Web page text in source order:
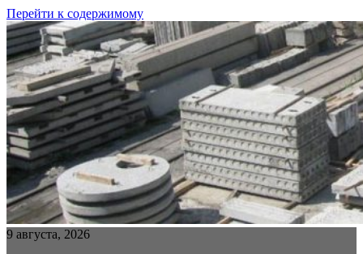
Перейти к содержимому
9 августа, 2026